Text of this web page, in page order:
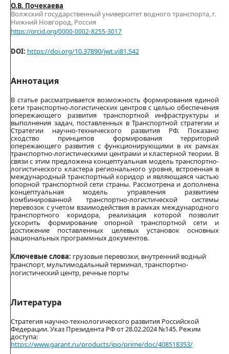
О.В. Почекаева
Волжский государственный университет водного транспорта, г.
Нижний Новгород, Россия
https://orcid.org/0000-0002-8255-3017
DOI: https://doi.org/10.37890/jwt.vi81.542
Аннотация
В статье рассматривается возможность формирования единой
сети транспортно-логистических центров с целью обеспечения
опережающего развития транспортной инфраструктуры и
выполнения задач, поставленных в Транспортной стратегии и
Стратегии научно-технического развития РФ. Показано
сходство принципов формирования территорий
опережающего развития с функционирующими в их рамках
транспортно-логистическими центрами и кластерной теории. В
связи с этим предложена концептуальная модель транспортно-
логистического кластера регионального уровня, встроенная в
международный транспортный коридор и являющаяся частью
опорной транспортной сети страны. Рассмотрена и дополнена
концептуальная модель управления развитием
комбинированной транспортно-логистической системы
перевозок с учетом взаимодействия в рамках международного
транспортного коридора, реализация которой позволит
ускорить формирование опорной транспортной сети и
достижение поставленных целевых установок основных
национальных программных документов.
Ключевые слова: грузовые перевозки, внутренний водный
транспорт, мультимодальный терминал, транспортно-
логистический центр, речные порты
Литература
Стратегия научно-технологического развития Российской
Федерации. Указ Президента РФ от 28.02.2024 №145. Режим
доступа:
https://www.garant.ru/products/ipo/prime/doc/408518353/